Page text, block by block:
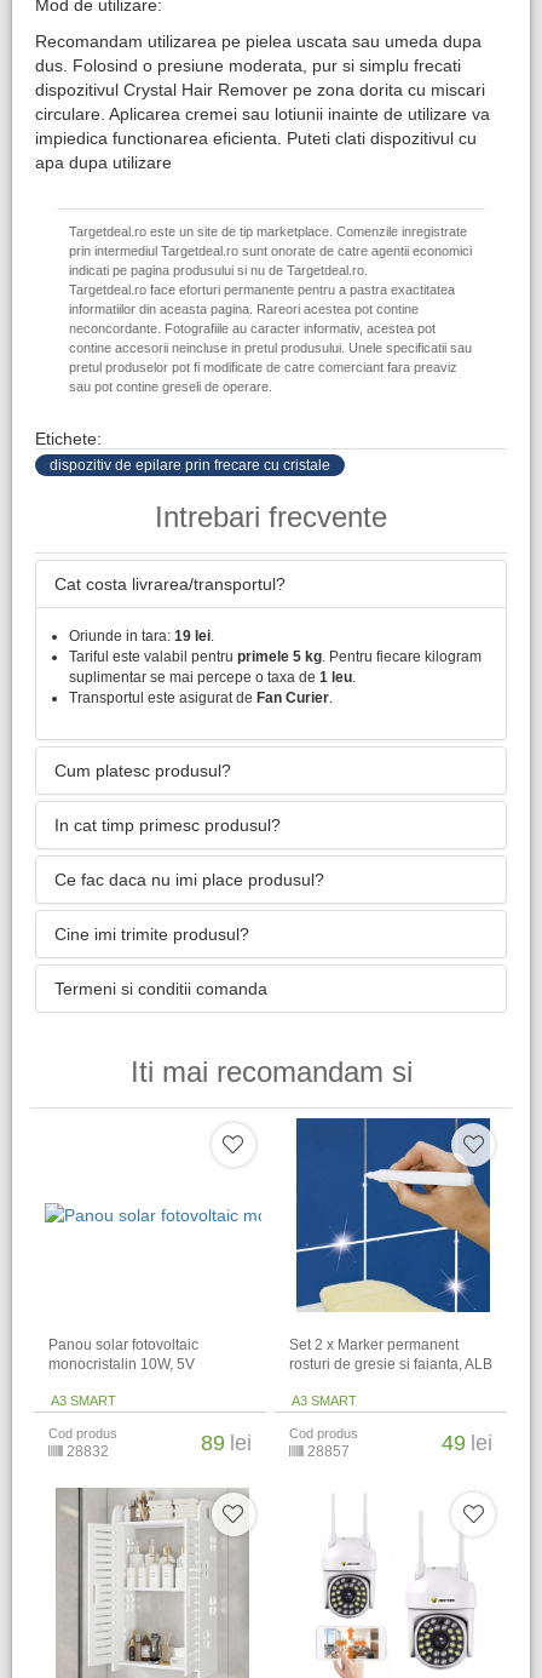
Mod de utilizare:
Recomandam utilizarea pe pielea uscata sau umeda dupa
dus. Folosind o presiune moderata, pur si simplu frecati
dispozitivul Crystal Hair Remover pe zona dorita cu miscari
circulare. Aplicarea cremei sau lotiunii inainte de utilizare va
impiedica functionarea eficienta. Puteti clati dispozitivul cu
apa dupa utilizare
Targetdeal.ro este un site de tip marketplace. Comenzile inregistrate
prin intermediul Targetdeal.ro sunt onorate de catre agentii economici
indicati pe pagina produsului si nu de Targetdeal.ro.
Targetdeal.ro face eforturi permanente pentru a pastra exactitatea
informatiilor din aceasta pagina. Rareori acestea pot contine
neconcordante. Fotografiile au caracter informativ, acestea pot
contine accesorii neincluse in pretul produsului. Unele specificatii sau
pretul produselor pot fi modificate de catre comerciant fara preaviz
sau pot contine greseli de operare.
Etichete:
dispozitiv de epilare prin frecare cu cristale
Intrebari frecvente
Cat costa livrarea/transportul?
Oriunde in tara: 19 lei.
Tariful este valabil pentru primele 5 kg. Pentru fiecare kilogram
suplimentar se mai percepe o taxa de 1 leu.
Transportul este asigurat de Fan Curier.
Cum platesc produsul?
In cat timp primesc produsul?
Ce fac daca nu imi place produsul?
Cine imi trimite produsul?
Termeni si conditii comanda
Iti mai recomandam si
Panou solar fotovoltaic
monocristalin 10W, 5V
A3 SMART
Cod produs
28832 89 lei
Set 2 x Marker permanent
rosturi de gresie si faianta, ALB
A3 SMART
Cod produs
28857 49 lei